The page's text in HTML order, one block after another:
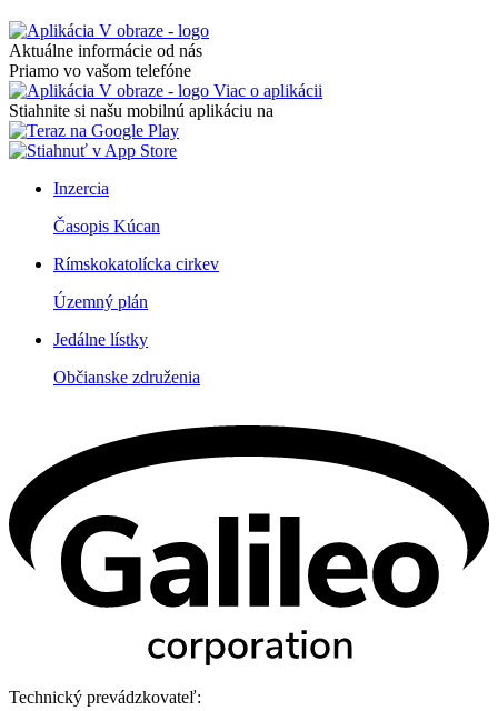
Aktuálne informácie od nás
Priamo vo vašom telefóne
Viac o aplikácii
Stiahnite si našu mobilnú aplikáciu na
Inzercia
Časopis Kúcan
Rímskokatolícka cirkev
Územný plán
Jedálne lístky
Občianske združenia
Technický prevádzkovateľ: